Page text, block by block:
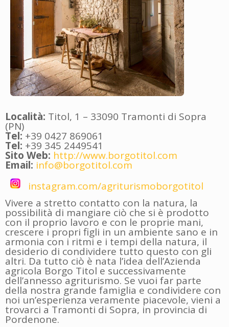
Località: Titol, 1 – 33090 Tramonti di Sopra
(PN)
Tel:+39 0427 869061
Tel: +39 345 2449541
Sito Web: http://www.borgotitol.com
Email: info@borgotitol.com
instagram.com/agriturismoborgotitol
Vivere a stretto contatto con la natura, la
possibilità di mangiare ciò che si è prodotto
con il proprio lavoro e con le proprie mani,
crescere i propri figli in un ambiente sano e in
armonia con i ritmi e i tempi della natura, il
desiderio di condividere tutto questo con gli
altri. Da tutto ciò è nata l’idea dell’Azienda
agricola Borgo Titol e successivamente
dell’annesso agriturismo. Se vuoi far parte
della nostra grande famiglia e condividere con
noi un’esperienza veramente piacevole, vieni a
trovarci a Tramonti di Sopra, in provincia di
Pordenone.